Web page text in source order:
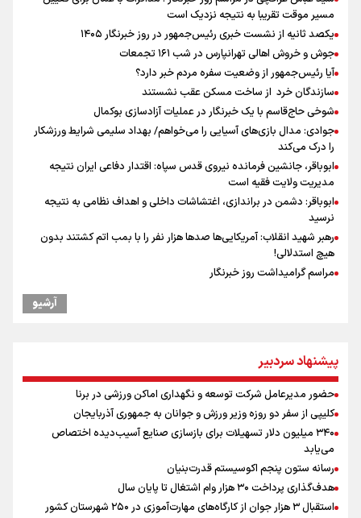
مسیر موقت تقریبا به نتیجه نزدیک است
یکصد ثانیه از نشست خبری رئیس‌جمهور در روز خبرنگار ۱۴۰۵
جوش و خروش اهالی تهرانپارس در شب ۱۶۱ تجمعات
آیا رئیس‌جمهور از وضعیت سفره مردم خبر دارد؟
سازندگان خرد از ساخت مسکن عقب نشستند
شوخی حاج‌قاسم با یک خبرنگار در عملیات آزادسازی بوکمال
جوادی: مدال بازی‌های آسیایی را می‌خواهم/ بهداد سلیمی شرایط ورزشکار
را درک می‌کند
ابوباقر، جانشین فرمانده نیروی قدس سپاه: اقتدار دفاعی ایران نتیجه
مدیریت ولایت فقیه است
ابوباقر: دشمن در براندازی، اغتشاشات داخلی و اهداف نظامی به نتیجه
نرسید
رهبر شهید انقلاب: آمریکایی‌ها صدها هزار نفر را با بمب اتم کشتند بدون
هیچ استدلالی!
مراسم گرامیداشت روز خبرنگار
ونس: در حال کار بر روی ایجاد یک سیستم ناوبری امن هستیم
علی‌نژاد در مراسم انجمن ورزشی نویسان در روز خبرنگار : رسانه‌های خبری
در سال گذشته تا به امروز اتفاقات بزرگی را رقم زدند
صعود دانشگاه آزاد اسلامی استان البرز از رتبه D به رتبه ممتاز A+++++
سیدمناف هاشمی در مراسم انجمن ورزشی نویسان : قدردان زحمات اهالی
رسانه به ویژه ورزشی نویسان هستیم
نقش و مسئولیت رسانه‌ها در شرایط حساس کشور مهم و تعیین‌کننده
است/ انسجام اجتماعی و حضور مردم مهمترین عامل ناکام ماندن
محاسبات دشمنان
آرشیو
پیشنهاد سردبیر
حضور مدیرعامل شرکت توسعه و نگهداری اماکن ورزشی در برنا
کلیپی از سفر دو روزه وزیر ورزش و جوانان به جمهوری آذربایجان
۳۴۰ میلیون دلار تسهیلات برای بازسازی صنایع آسیب‌دیده اختصاص
می‌یابد
رسانه ستون پنجم اکوسیستم قدرت‌بنیان
هدف‌گذاری پرداخت ۳۰ هزار وام اشتغال تا پایان سال
استقبال ۳ هزار جوان از کارگاه‌های مهارت‌آموزی در ۲۵۰ شهرستان کشور